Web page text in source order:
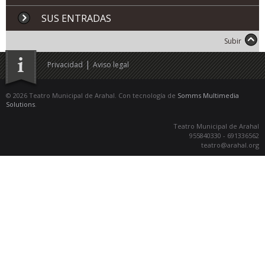
SUS ENTRADAS
Subir
Privacidad|Aviso legal
© 2026 Teatro Municipal de Arahal. Con tecnología de Somms Multimedia
Solutions.
Teatro Municipal de Arahal
955840330 - 691336562
teatro@arahal.org